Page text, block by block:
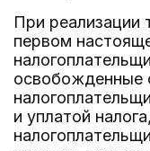
При реализации
первом
освобожденные
и уплатой